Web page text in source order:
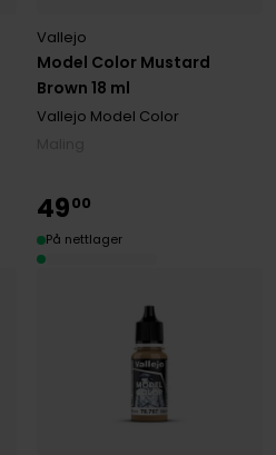
Model Color Mustard
Brown 18 ml
Vallejo
Vallejo Model Color
4900
På nettlager